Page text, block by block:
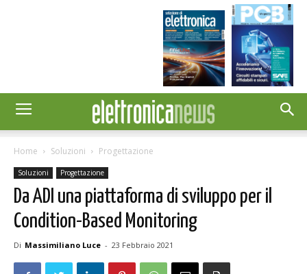
Home Soluzioni Progettazione
Soluzioni Progettazione
Da ADI una piattaforma di sviluppo per il
Condition-Based Monitoring
Di Massimiliano Luce - 23 Febbraio 2021